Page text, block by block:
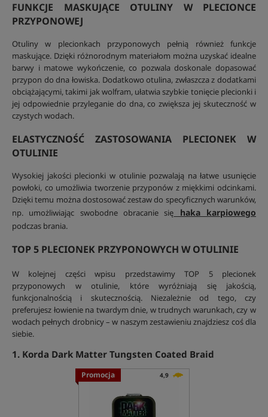
FUNKCJE MASKUJĄCE OTULINY W PLECIONCE
PRZYPONOWEJ
Otuliny w plecionkach przyponowych pełnią również funkcje
maskujące. Dzięki różnorodnym materiałom można uzyskać idealne
barwy i matowe wykończenie, co pozwala doskonale dopasować
przypon do dna łowiska. Dodatkowo otulina, zwłaszcza z dodatkami
obciążającymi, takimi jak wolfram, ułatwia szybkie tonięcie plecionki i
jej odpowiednie przyleganie do dna, co zwiększa jej skuteczność w
czystych wodach.
ELASTYCZNOŚĆ ZASTOSOWANIA PLECIONEK W
OTULINIE
Wysokiej jakości plecionki w otulinie pozwalają na łatwe usunięcie
powłoki, co umożliwia tworzenie przyponów z miękkimi odcinkami.
Dzięki temu można dostosować zestaw do specyficznych warunków,
np. umożliwiając swobodne obracanie się haka karpiowego
podczas brania.
TOP 5 PLECIONEK PRZYPONOWYCH W OTULINIE
W kolejnej części wpisu przedstawimy TOP 5 plecionek
przyponowych w otulinie, które wyróżniają się jakością,
funkcjonalnością i skutecznością. Niezależnie od tego, czy
preferujesz łowienie na twardym dnie, w trudnych warunkach, czy w
wodach pełnych drobnicy – w naszym zestawieniu znajdziesz coś dla
siebie.
1. Korda Dark Matter Tungsten Coated Braid
Promocja 4,9